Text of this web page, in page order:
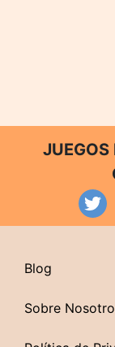
JUEGOS
Blog
Sobre